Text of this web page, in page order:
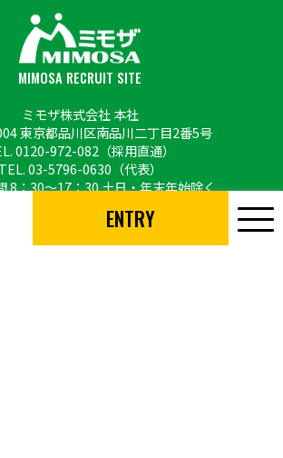
ENTRY
MIMOSA RECRUIT SITE
ミモザ株式会社 本社
東京都品川区南品川二丁目2番5号
0120-972-082（採用直通）
TEL. 03-5796-0630 （代表）
8：30〜17：30 土日・年末年始除く